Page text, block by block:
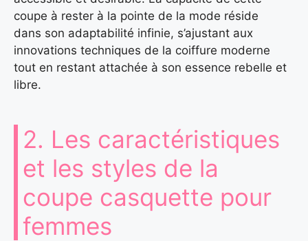
coupe à rester à la pointe de la mode réside
dans son adaptabilité infinie, s’ajustant aux
innovations techniques de la coiffure moderne
tout en restant attachée à son essence rebelle et
libre.
2. Les caractéristiques
et les styles de la
coupe casquette pour
femmes